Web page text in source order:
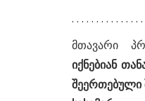
. . . . . . . . . . . . . .
მთავარი
იქნებიან
შეერთებული